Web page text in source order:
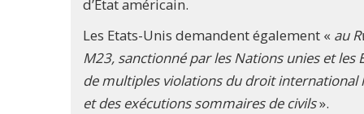
d’Etat américain.
Les Etats-Unis demandent également « au
M23, sanctionné par les Nations unies et les
de multiples violations du droit
et des exécutions sommaires de civils».